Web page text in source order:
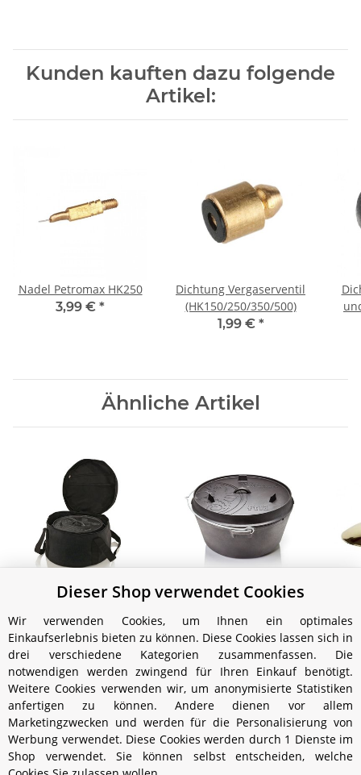
Kunden kauften dazu folgende
Artikel:
Nadel Petromax HK250
3,99 € *
Dichtung Vergaserventil
(HK150/250/350/500)
1,99 € *
Ähnliche Artikel
Petromax Tasche zum
'Feuertopf' - zu Modell ft
3
24,99 €*
Petromax Feuertopf ft18
planer Boden (ohne
Füße)
174,99 €
Dieser Shop verwendet Cookies
Wir verwenden Cookies, um Ihnen ein optimales
Einkaufserlebnis bieten zu können. Diese Cookies lassen sich in
drei verschiedene Kategorien zusammenfassen. Die
notwendigen werden zwingend für Ihren Einkauf benötigt.
Weitere Cookies verwenden wir, um anonymisierte Statistiken
anfertigen zu können. Andere dienen vor allem
Marketingzwecken und werden für die Personalisierung von
Werbung verwendet. Diese Cookies werden durch 1 Dienste im
Shop verwendet. Sie können selbst entscheiden, welche